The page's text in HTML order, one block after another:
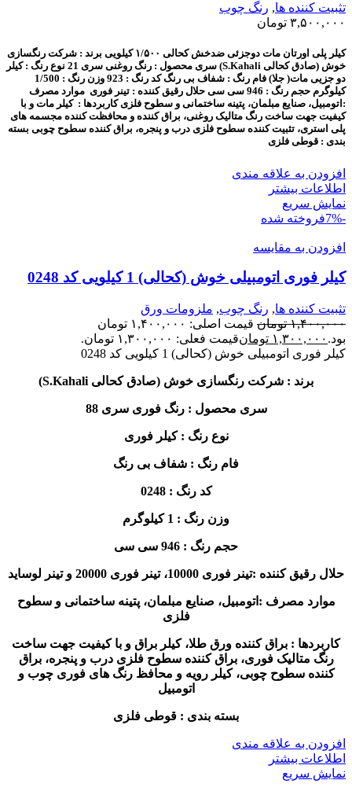
تثبیت کننده ها, رنگ چوب
۳,۵۰۰,۰۰۰ تومان
کیلر پلی اورتان مات دوجزئی ضدخش کحالی ۱/۵۰۰ کیلویی
برند : شرکت رنگسازی
خوش (صادق کحالی S.Kahali)
سری محصول : رنگ روغنی سری 21
نوع رنگ : کیلر
دو جزیی مات( جلا) فام رنگ : شفاف بی رنگ کد رنگ : 923
وزن رنگ : 1/500
کیلوگرم حجم رنگ : 946 سی سی حلال رقیق کننده : تینر فوری موارد مصرف
:اتومبیل، صنایع مبلمان، پتینه ساختمانی و سطوح فلزی کاربردها : کیلر مات و با
کیفیت جهت ساخت رنگ متالیک روغنی، براق کننده و محافظت کننده مجسمه های
پلی استری، تثبیت کننده سطوح فلزی درب و پنجره، براق کننده سطوح چوبی بسته
بندی : قوطی فلزی
افزودن به علاقه مندی
اطلاعات بیشتر
نمایش سریع
-7%
فروخته شده
افزودن به مقایسه
کیلر فوری اتومبیلی خوش (کحالی) 1 کیلویی کد 0248
تثبیت کننده ها, رنگ چوب, ملزومات ورق
۱,۴۰۰,۰۰۰ تومان
قیمت اصلی: ۱,۴۰۰,۰۰۰ تومان
بود. ۱,۳۰۰,۰۰۰ تومانقیمت فعلی: ۱,۳۰۰,۰۰۰ تومان.
کیلر فوری اتومبیلی خوش (کحالی) 1 کیلویی کد 0248
برند : شرکت رنگسازی خوش (صادق کحالی S.Kahali)
سری محصول : رنگ فوری سری 88
نوع رنگ : کیلر فوری
فام رنگ : شفاف بی رنگ
کد رنگ : 0248
وزن رنگ : 1 کیلوگرم
حجم رنگ : 946 سی سی
حلال رقیق کننده :تینر فوری 10000، تینر فوری 20000 و تینر لوساید
موارد مصرف :اتومبیل، صنایع مبلمان، پتینه ساختمانی و سطوح
فلزی
کاربردها : براق کننده ورق طلا، کیلر براق و با کیفیت جهت ساخت
رنگ متالیک فوری، براق کننده سطوح فلزی درب و پنجره، براق
کننده سطوح چوبی، کیلر رویه و محافظ رنگ های فوری چوب و
اتومبیل
بسته بندی : قوطی فلزی
افزودن به علاقه مندی
اطلاعات بیشتر
نمایش سریع